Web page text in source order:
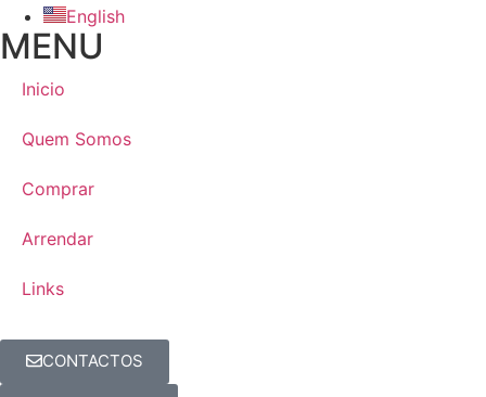
English
MENU
Inicio
Quem Somos
Comprar
Arrendar
Links
CONTACTOS